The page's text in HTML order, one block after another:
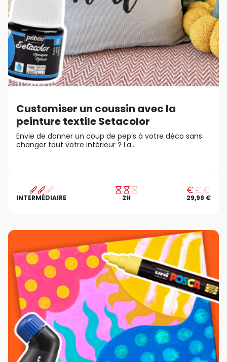
Customiser un coussin avec la
peinture textile Setacolor
Envie de donner un coup de pep’s à votre déco sans
changer tout votre intérieur ? La...
INTERMÉDIAIRE 2H 29,99 €